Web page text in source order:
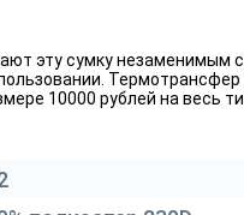
эту сумку незаменимым
10000 рублей на весь